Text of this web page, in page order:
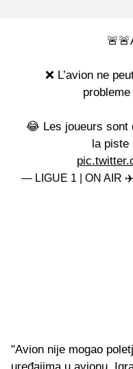
❌ L’avion ne
probleme
😂 Les joueurs sont
la piste
— LIGUE 1 | ON AIR
"Avion nije mogao
uređajima u avionu.